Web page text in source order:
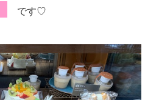
です♡